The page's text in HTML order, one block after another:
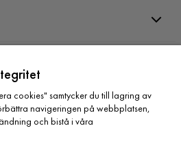
cookies" samtycker du till lagring av
navigeringen på webbplatsen,
och bistå i våra